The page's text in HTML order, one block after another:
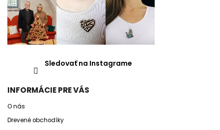
Sledovať na Instagrame
INFORMÁCIE PRE VÁS
O nás
Drevené obchodíky